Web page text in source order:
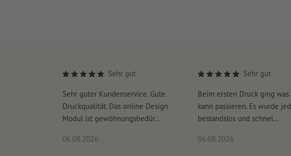
Sehr gut
Sehr guter Kundenservice. Gute
Druckqualität. Das online Design
Modul ist gewöhnungsbedür...
06.08.2026
Sehr gut
Beim ersten Druck ging was
kann passieren. Es wurde
bestandslos und schnel...
06.08.2026